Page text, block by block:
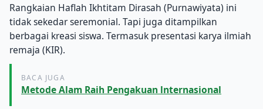
Rangkaian Haflah Ikhtitam Dirasah (Purnawiyata) ini
tidak sekedar seremonial. Tapi juga ditampilkan
berbagai kreasi siswa. Termasuk presentasi karya ilmiah
remaja (KIR).
BACA JUGA
Metode Alam Raih Pengakuan lnternasional